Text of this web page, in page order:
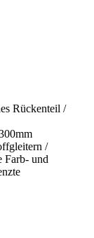
Rückenteil /
/
Farb- und